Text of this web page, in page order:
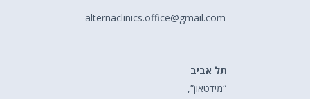
alternaclinics.office@gmail.com
תל אביב
“מידטאון”,